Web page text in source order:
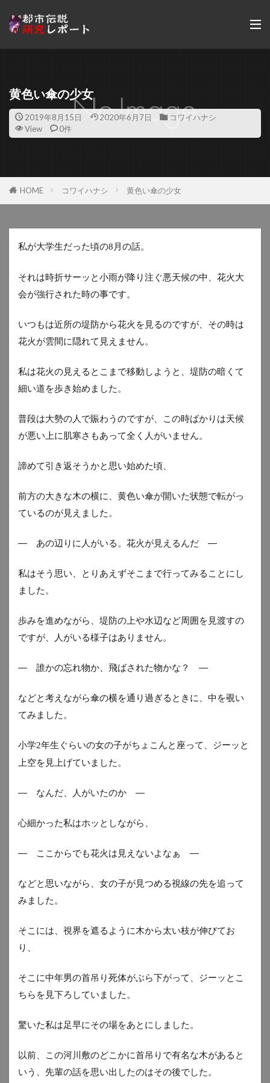
黄色い傘の少女
2019年8月15日 2020年6月7日
コワイハナシ
View
0件
HOME コワイハナシ 黄色い傘の少女
私が大学生だった頃の8 月の話。
それは時折サーッと小雨が降り注ぐ悪天候の中、花火大
会が強行された時の事です。
いつもは近所の堤防から花火を見るのですが、その時は
花火が雲間に隠れて見えません。
私は花火の見えるとこまで移動しようと、堤防の暗くて
細い道を歩き始めました。
普段は大勢の人で賑わうのですが、この時ばかりは天候
が悪い上に肌寒さもあって全く人がいません。
諦めて引き返そうかと思い始めた頃、
前方の大きな木の横に、黄色い傘が開いた状態で転がっ
ているのが見えました。
― あの辺りに人がいる。花火が見えるんだ ―
私はそう思い、とりあえずそこまで行ってみることにし
ました。
歩みを進めながら、堤防の上や水辺など周囲を見渡すの
ですが、人がいる様子はありません。
― 誰かの忘れ物か、飛ばされた物かな？ ―
などと考えながら傘の横を通り過ぎるときに、中を覗い
てみました。
小学2年生ぐらいの女の子がちょこんと座って、ジーッと
上空を見上げていました。
― なんだ、人がいたのか ―
心細かった私はホッとしながら、
― ここからでも花火は見えないよなぁ ―
などと思いながら、女の子が見つめる視線の先を追って
みました。
そこには、視界を遮るように木から太い枝が伸びてお
り、
そこに中年男の首吊り死体がぶら下がって、ジーッとこ
ちらを見下ろしていました。
驚いた私は足早にその場をあとにしました。
以前、この河川敷のどこかに首吊りで有名な木があると
いう、先輩の話を思い出したのはその後でした。